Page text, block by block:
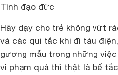
Tính đạo đức
Hãy dạy cho trẻ không vứt
và các qui tắc khi đi tàu
gương mẫu trong những
vi phạm quả thì thật là bế